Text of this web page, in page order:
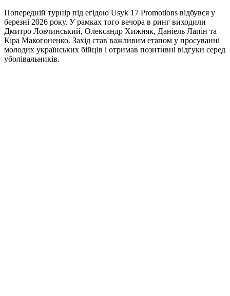
Попередній турнір під егідою Usyk 17 Promotions відбувся у
березні 2026 року. У рамках того вечора в ринг виходили
Дмитро Ловчинський, Олександр Хижняк, Даніель Лапін та
Кіра Макогоненко. Захід став важливим етапом у просуванні
молодих українських бійців і отримав позитивні відгуки серед
уболівальників.